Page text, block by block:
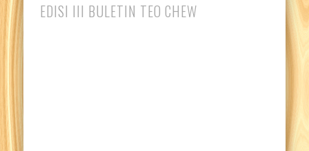
EDISI III BULETIN TEO CHEW